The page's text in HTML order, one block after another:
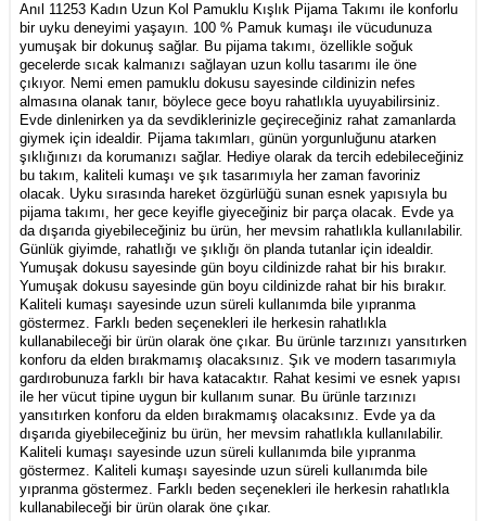
Anıl 11253 Kadın Uzun Kol Pamuklu Kışlık Pijama Takımı ile konforlu
bir uyku deneyimi yaşayın. 100 % Pamuk kumaşı ile vücudunuza
yumuşak bir dokunuş sağlar. Bu pijama takımı, özellikle soğuk
gecelerde sıcak kalmanızı sağlayan uzun kollu tasarımı ile öne
çıkıyor. Nemi emen pamuklu dokusu sayesinde cildinizin nefes
almasına olanak tanır, böylece gece boyu rahatlıkla uyuyabilirsiniz.
Evde dinlenirken ya da sevdiklerinizle geçireceğiniz rahat zamanlarda
giymek için idealdir. Pijama takımları, günün yorgunluğunu atarken
şıklığınızı da korumanızı sağlar. Hediye olarak da tercih edebileceğiniz
bu takım, kaliteli kumaşı ve şık tasarımıyla her zaman favoriniz
olacak. Uyku sırasında hareket özgürlüğü sunan esnek yapısıyla bu
pijama takımı, her gece keyifle giyeceğiniz bir parça olacak. Evde ya
da dışarıda giyebileceğiniz bu ürün, her mevsim rahatlıkla kullanılabilir.
Günlük giyimde, rahatlığı ve şıklığı ön planda tutanlar için idealdir.
Yumuşak dokusu sayesinde gün boyu cildinizde rahat bir his bırakır.
Yumuşak dokusu sayesinde gün boyu cildinizde rahat bir his bırakır.
Kaliteli kumaşı sayesinde uzun süreli kullanımda bile yıpranma
göstermez. Farklı beden seçenekleri ile herkesin rahatlıkla
kullanabileceği bir ürün olarak öne çıkar. Bu ürünle tarzınızı yansıtırken
konforu da elden bırakmamış olacaksınız. Şık ve modern tasarımıyla
gardırobunuza farklı bir hava katacaktır. Rahat kesimi ve esnek yapısı
ile her vücut tipine uygun bir kullanım sunar. Bu ürünle tarzınızı
yansıtırken konforu da elden bırakmamış olacaksınız. Evde ya da
dışarıda giyebileceğiniz bu ürün, her mevsim rahatlıkla kullanılabilir.
Kaliteli kumaşı sayesinde uzun süreli kullanımda bile yıpranma
göstermez. Kaliteli kumaşı sayesinde uzun süreli kullanımda bile
yıpranma göstermez. Farklı beden seçenekleri ile herkesin rahatlıkla
kullanabileceği bir ürün olarak öne çıkar.